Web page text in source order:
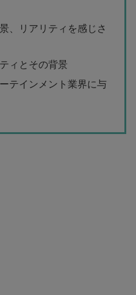
、リアリティを感じさ
ィとその背景
テインメント業界に与